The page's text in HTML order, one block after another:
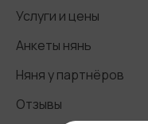
Услуги и цены
Анкеты нянь
Няня у партнёров
Отзывы